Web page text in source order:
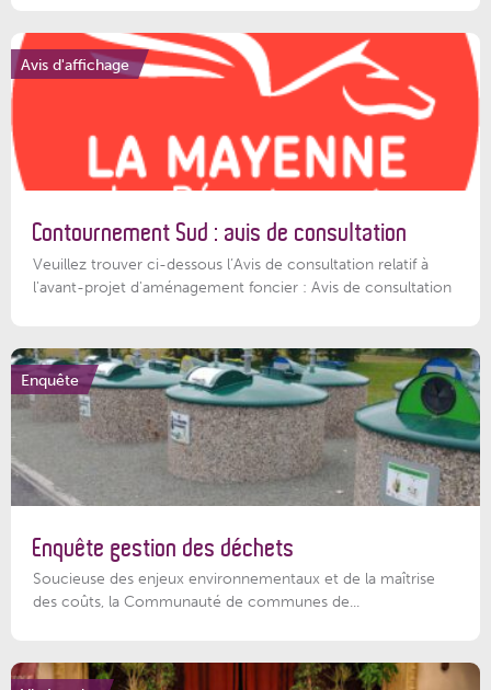
Avis d'affichage
Contournement Sud : avis de consultation
Veuillez trouver ci-dessous l’Avis de consultation relatif à
l'avant-projet d'aménagement foncier : Avis de consultation
Enquête
Enquête gestion des déchets
Soucieuse des enjeux environnementaux et de la maîtrise
des coûts, la Communauté de communes de...